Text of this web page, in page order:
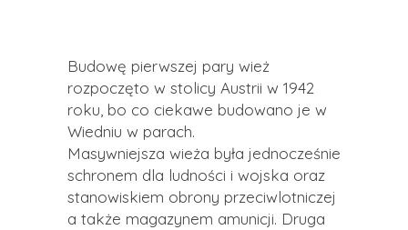
Budowę pierwszej pary wież
rozpoczęto w stolicy Austrii w 1942
roku, bo co ciekawe budowano je w
Wiedniu w parach.
Masywniejsza wieża była jednocześnie
schronem dla ludności i wojska oraz
stanowiskiem obrony przeciwlotniczej
a także magazynem amunicji. Druga